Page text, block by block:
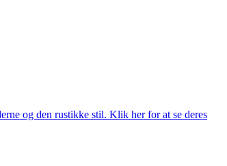
og den rustikke stil. Klik her for at se deres